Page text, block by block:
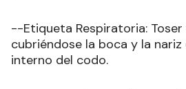
--Etiqueta Respiratoria:
cubriéndose la boca y la
interno del codo.